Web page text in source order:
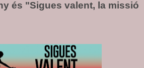
és "Sigues valent, la missió